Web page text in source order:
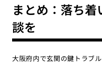
まとめ：落ち
談を
大阪府内で玄関の鍵トラブ